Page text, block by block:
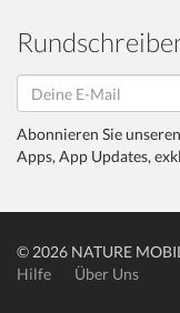
Abonnieren Sie
Apps, App Updates,
© 2026 NATURE
Hilfe
Über Uns